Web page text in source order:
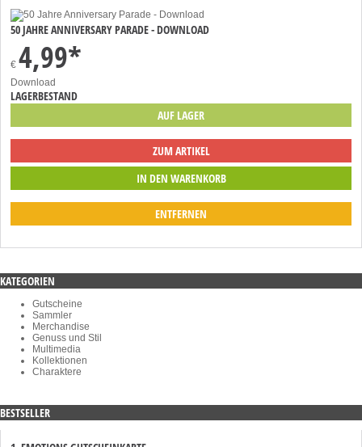
50 JAHRE ANNIVERSARY PARADE - DOWNLOAD
€ 4,99*
Download
LAGERBESTAND
AUF LAGER
ZUM ARTIKEL
ENTFERNEN
KATEGORIEN
Gutscheine
Sammler
Merchandise
Genuss und Stil
Multimedia
Kollektionen
Charaktere
BESTSELLER